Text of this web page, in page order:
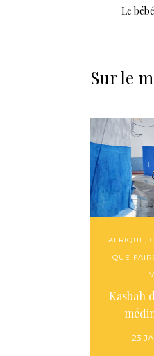
Le
Sur le
AFRIQUE,
QUE
Kasbah
23